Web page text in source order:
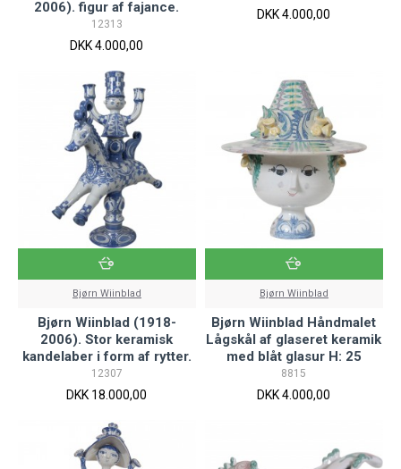
2006). figur af fajance.
12313
DKK 4.000,00
DKK 4.000,00
Bjørn Wiinblad
Bjørn Wiinblad (1918-
2006). Stor keramisk
kandelaber i form af rytter.
12307
DKK 18.000,00
Bjørn Wiinblad
Bjørn Wiinblad Håndmalet
Lågskål af glaseret keramik
med blåt glasur H: 25
8815
DKK 4.000,00